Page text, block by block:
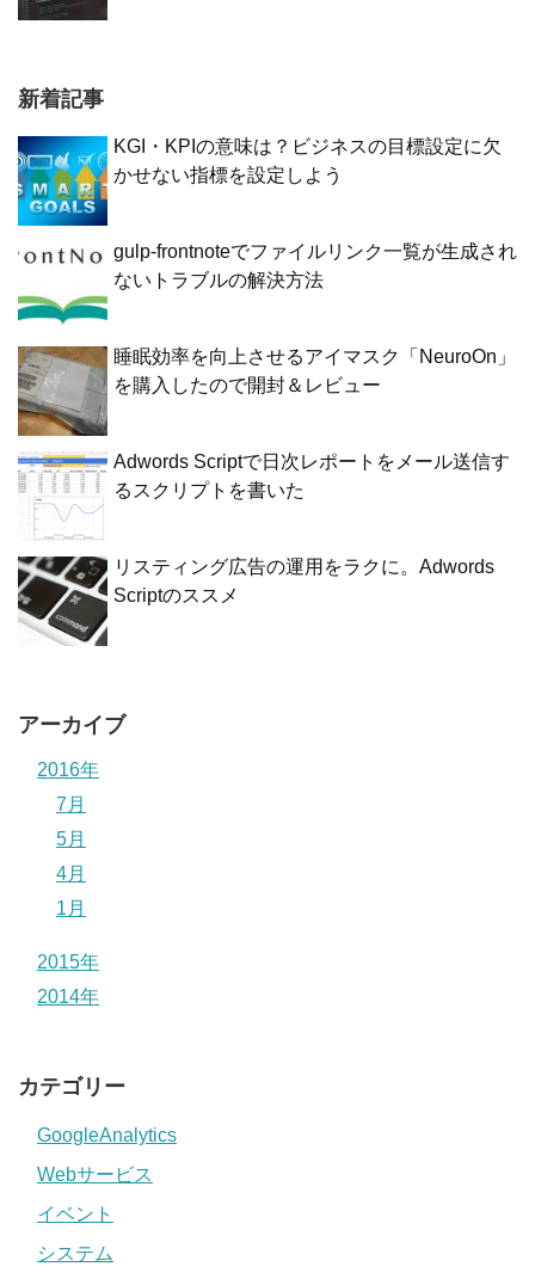
新着記事
KGI・KPIの意味は？ビジネスの目標設定に欠
かせない指標を設定しよう
gulp-frontnoteでファイルリンク一覧が生成され
ないトラブルの解決方法
睡眠効率を向上させるアイマスク「NeuroOn」
を購入したので開封＆レビュー
Adwords Scriptで日次レポートをメール送信す
るスクリプトを書いた
リスティング広告の運用をラクに。Adwords
Scriptのススメ
アーカイブ
2016年
7月
5月
4月
1月
2015年
2014年
カテゴリー
GoogleAnalytics
Webサービス
イベント
システム